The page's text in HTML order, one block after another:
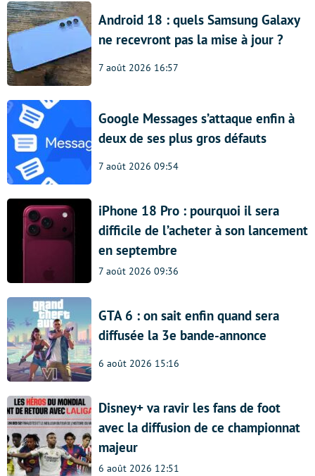
Android 18 : quels Samsung Galaxy
ne recevront pas la mise à jour ?
7 août 2026 16:57
Google Messages s’attaque enfin à
deux de ses plus gros défauts
7 août 2026 09:54
iPhone 18 Pro : pourquoi il sera
difficile de l’acheter à son lancement
en septembre
7 août 2026 09:36
GTA 6 : on sait enfin quand sera
diffusée la 3e bande-annonce
6 août 2026 15:16
Disney+ va ravir les fans de foot
avec la diffusion de ce championnat
majeur
6 août 2026 12:51